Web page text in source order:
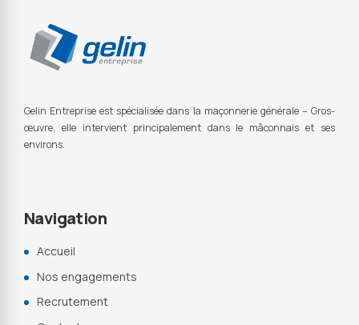
Gelin Entreprise est spécialisée dans la maçonnerie générale – Gros-
œuvre, elle intervient principalement dans le mâconnais et ses
environs.
Navigation
Accueil
Nos engagements
Recrutement